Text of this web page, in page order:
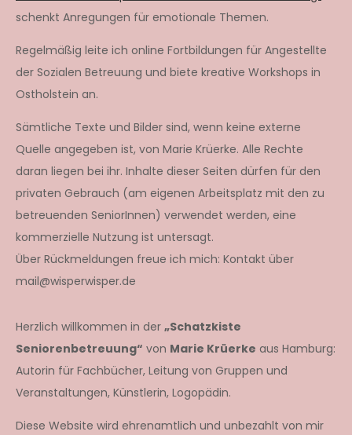
schenkt Anregungen für emotionale Themen.
Regelmäßig leite ich online Fortbildungen für Angestellte
der Sozialen Betreuung und biete kreative Workshops in
Ostholstein an.
Sämtliche Texte und Bilder sind, wenn keine externe
Quelle angegeben ist, von Marie Krüerke. Alle Rechte
daran liegen bei ihr. Inhalte dieser Seiten dürfen für den
privaten Gebrauch (am eigenen Arbeitsplatz mit den zu
betreuenden SeniorInnen) verwendet werden, eine
kommerzielle Nutzung ist untersagt.
Über Rückmeldungen freue ich mich: Kontakt über
mail@wisperwisper.de
Herzlich willkommen in der „Schatzkiste
Seniorenbetreuung“ von Marie Krüerke aus Hamburg:
Autorin für Fachbücher, Leitung von Gruppen und
Veranstaltungen, Künstlerin, Logopädin.
Diese Website wird ehrenamtlich und unbezahlt von mir